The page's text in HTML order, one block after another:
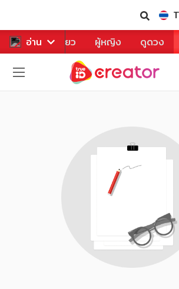
อ่าน
หาร ท่องเที่ยว ผู้หญิง ดูดวง